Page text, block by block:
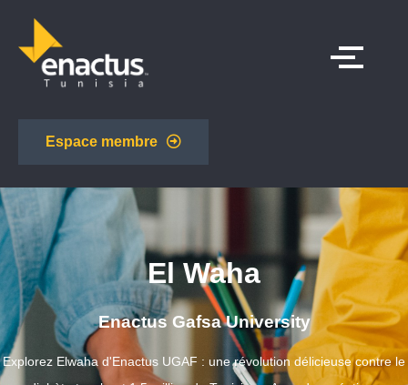
Espace membre
El Waha
Enactus Gafsa University
Explorez Elwaha d'Enactus UGAF : une révolution délicieuse contre le